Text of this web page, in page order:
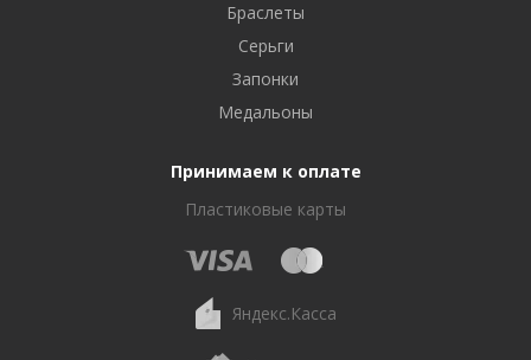
Браслеты
Серьги
Запонки
Медальоны
Принимаем к оплате
Пластиковые карты
Яндекс.Касса